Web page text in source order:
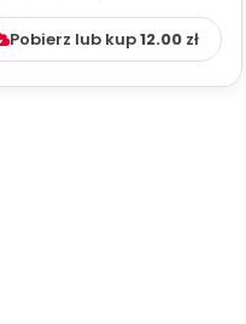
Pobierz lub kup12.00zł